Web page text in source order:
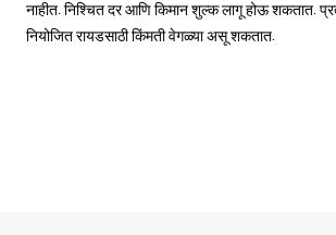
नाहीत. निश्चित दर आणि किमान शुल्क लागू होऊ शकतात.
नियोजित रायडसाठी किंमती वेगळ्या असू शकतात.